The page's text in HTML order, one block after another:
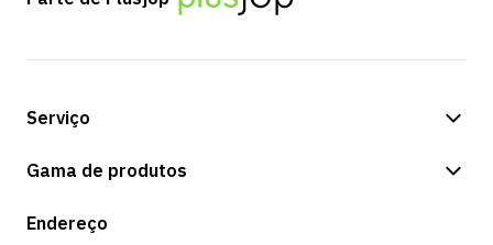
Serviço
Opções de pagamento
Devoluções e serviço
Gama de produtos
Loja
Endereço